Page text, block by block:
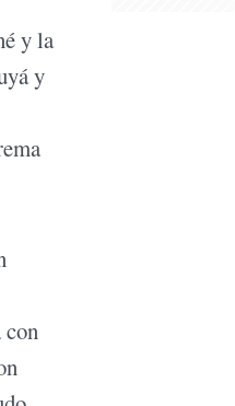
y la
y
con